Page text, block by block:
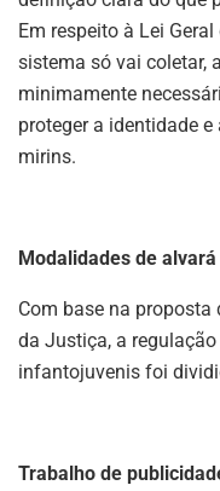
Em respeito à Lei
sistema só vai coletar,
minimamente
proteger a identidade
mirins.
Modalidades de alvará
Com base na
da Justiça, a
infantojuvenis foi
Trabalho de